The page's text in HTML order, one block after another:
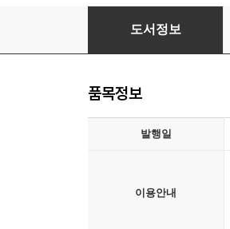
실마릴리온
도서정보
품목정보
발행일
이용안내